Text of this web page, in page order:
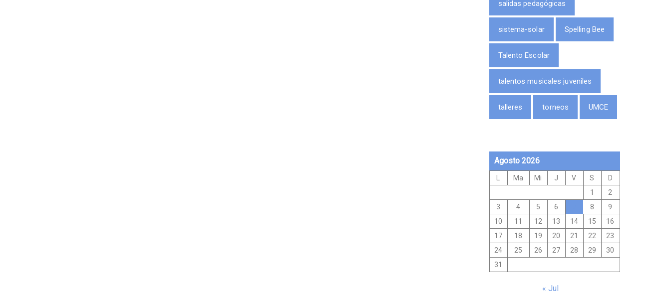
salidas pedagógicas
sistema-solar Spelling Bee
Talento Escolar
talentos musicales juveniles
talleres torneos UMCE
Agosto 2026
Ma Mi J V S
D
1
2
3
4 5 6 8
9
10
11 12 13 14 15
16
17
18 19 20 21 22
23
24
25 26 27 28 29
30
31
« Jul